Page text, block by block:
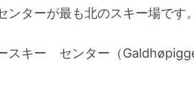
ターが最も北のスキー場です。
スキー センター（